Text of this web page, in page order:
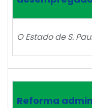
O Estado de S.
Reforma